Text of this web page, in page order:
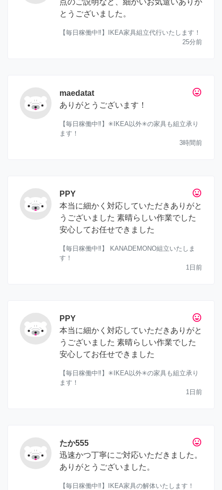
とうございました。
【毎日稼働中‼︎】IKEA家具組立代行いたします！
25分前
tag_faces
maedatat
ありがとうございます！
【毎日稼働中‼︎】✳︎IKEA以外✳︎の家具も組立承り
ます！
3時間前
tag_faces
PPY
本当に細かく対応していただきありがと
うございました 素晴らしい作業でした
安心してお任せできました
【毎日稼働中‼︎】 KANADEMONO組立いたしま
す！
1日前
tag_faces
PPY
本当に細かく対応していただきありがと
うございました 素晴らしい作業でした
安心してお任せできました
【毎日稼働中‼︎】✳︎IKEA以外✳︎の家具も組立承り
ます！
1日前
tag_faces
たか555
迅速かつ丁寧にご対応いただきました。
ありがとうございました。
【毎日稼働中‼︎】IKEA家具の解体いたします！